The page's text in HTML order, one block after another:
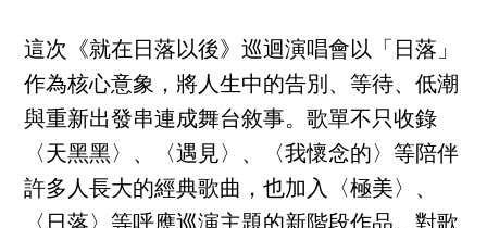
這次《就在日落以後》巡迴演唱會以「日落」
作為核心意象，將人生中的告別、等待、低潮
與重新出發串連成舞台敘事。歌單不只收錄
〈天黑黑〉、〈遇見〉、〈我懷念的〉等陪伴
許多人長大的經典歌曲，也加入〈極美〉、